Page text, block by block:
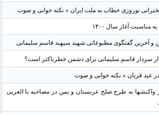
نوروزی خطاب به ملت ایران + نکته خوانی و صوت
مناسبت آغاز سال ۱۴۰۰
و آخرین گفتگوی مطبوعاتی شهید سپهبد قاسم سلیمانی
سردار قاسم سلیمانی برای دشمن خطرناکتر است؟
در عید قربان + نکته خوانی و صوت
واکنشها به طرح صلح عربستان و یمن در مصاحبه با العربی